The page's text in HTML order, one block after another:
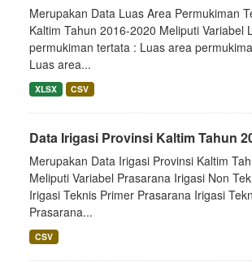
Merupakan Data Luas Area Permukiman
Kaltim Tahun 2016-2020 Meliputi Variabel
permukiman tertata : Luas area
Luas area...
XLSX CSV
Data Irigasi Provinsi Kaltim Tahun
Merupakan Data Irigasi Provinsi Kaltim
Meliputi Variabel Prasarana Irigasi Non
Irigasi Teknis Primer Prasarana Irigasi
Prasarana...
CSV